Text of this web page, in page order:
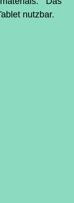
nutzbar.